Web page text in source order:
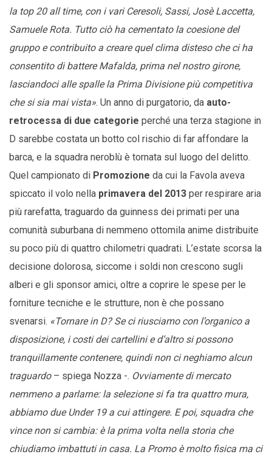
la top 20 all time, con i vari Ceresoli, Sassi, Josè Laccetta,
Samuele Rota. Tutto ciò ha cementato la coesione del
gruppo e contribuito a creare quel clima disteso che ci ha
consentito di battere Mafalda, prima nel nostro girone,
lasciandoci alle spalle la Prima Divisione più competitiva
che si sia mai vista». Un anno di purgatorio, da auto-
retrocessa di due categorie perché una terza stagione in
D sarebbe costata un botto col rischio di far affondare la
barca, e la squadra neroblù è tornata sul luogo del delitto.
Quel campionato di Promozione da cui la Favola aveva
spiccato il volo nella primavera del 2013 per respirare aria
più rarefatta, traguardo da guinness dei primati per una
comunità suburbana di nemmeno ottomila anime distribuite
su poco più di quattro chilometri quadrati. L’estate scorsa la
decisione dolorosa, siccome i soldi non crescono sugli
alberi e gli sponsor amici, oltre a coprire le spese per le
forniture tecniche e le strutture, non è che possano
svenarsi. «Tornare in D? Se ci riusciamo con l’organico a
disposizione, i costi dei cartellini e d’altro si possono
tranquillamente contenere, quindi non ci neghiamo alcun
traguardo– spiega Nozza -. Ovviamente di mercato
nemmeno a parlarne: la selezione si fa tra quattro mura,
abbiamo due Under 19 a cui attingere. E poi, squadra che
vince non si cambia: è la prima volta nella storia che
chiudiamo imbattuti in casa. La Promo è molto fisica ma ci